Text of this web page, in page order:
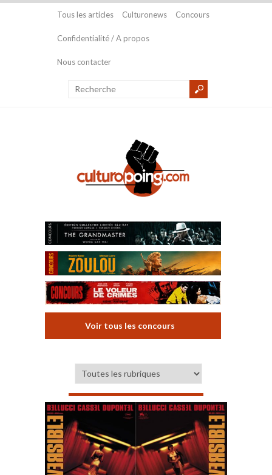
Tous les articles Culturonews Concours
Confidentialité / A propos
Nous contacter
Voir tous les concours